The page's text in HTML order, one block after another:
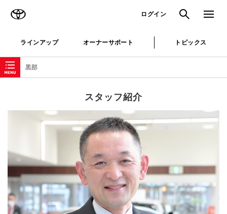
ログイン 検索 メニュ
ラインアップ オーナーサポート トピックス
黒部
スタッフ紹介